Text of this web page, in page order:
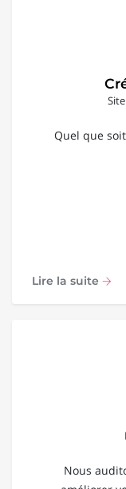
Quel que
Lire la suite
Nous